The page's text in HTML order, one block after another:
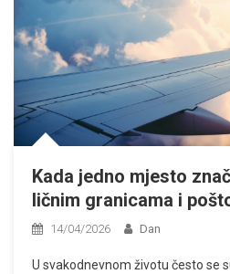
Kada jedno mjesto
ličnim granicama i
14/04/2026 Dan
U svakodnevnom životu često se